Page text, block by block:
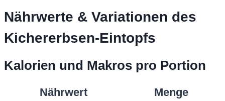
Nährwerte & Variationen des
Kichererbsen-Eintopfs
Kalorien und Makros pro Portion
Nährwert
Menge